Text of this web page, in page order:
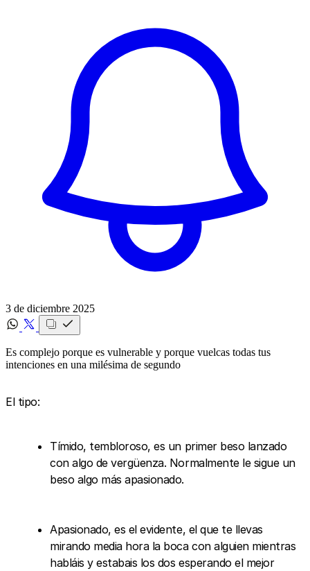
3 de diciembre 2025
Es complejo porque es vulnerable y porque vuelcas todas tus
intenciones en una milésima de segundo
El tipo:
Tímido, tembloroso, es un primer beso lanzado
con algo de vergüenza. Normalmente le sigue un
beso algo más apasionado.
Apasionado, es el evidente, el que te llevas
mirando media hora la boca con alguien mientras
habláis y estabais los dos esperando el mejor